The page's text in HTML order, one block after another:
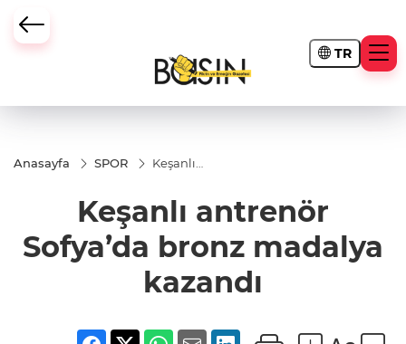
TR
Anasayfa SPOR
Keşanlı
bronz
madalya
kazandı
Keşanlı antrenör
Sofya’da bronz madalya
kazandı